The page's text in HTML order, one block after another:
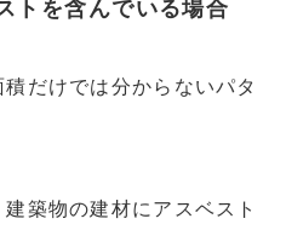
トを含んでいる場合
だけでは分からないパタ
築物の建材にアスベスト